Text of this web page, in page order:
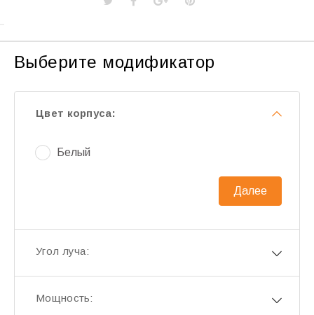
Выберите модификатор
Цвет корпуса:
Белый
Далее
Угол луча:
Мощность: